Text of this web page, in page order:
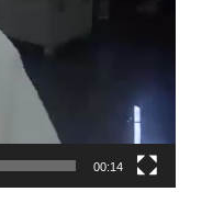
00:14